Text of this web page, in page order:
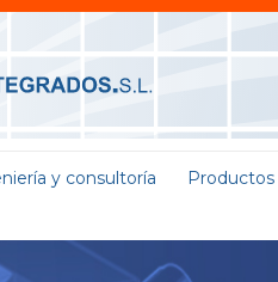
y consultoría Productos